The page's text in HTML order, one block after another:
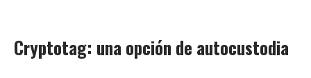
Cryptotag: una opción de autocustodia